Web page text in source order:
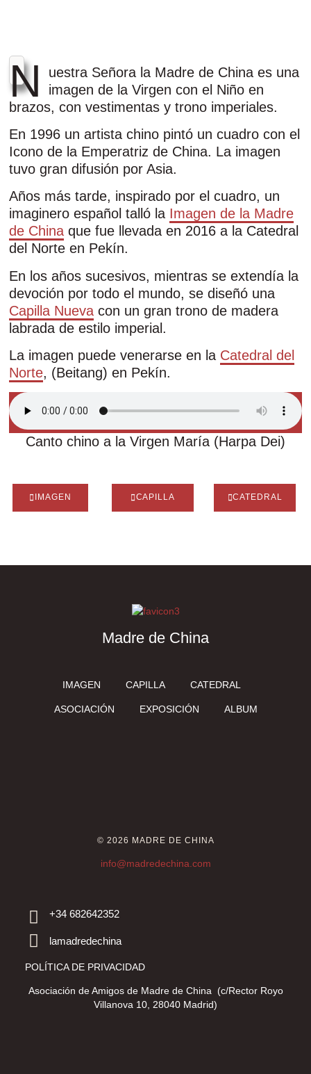
N
uestra Señora la Madre de China es una
imagen de la Virgen con el Niño en
brazos, con vestimentas y trono imperiales.
En 1996 un artista chino pintó un cuadro con el
Icono de la Emperatriz de China. La imagen
tuvo gran difusión por Asia.
Años más tarde, inspirado por el cuadro, un
imaginero español talló la Imagen de la Madre
de China que fue llevada en 2016 a la Catedral
del Norte en Pekín.
En los años sucesivos, mientras se extendía la
devoción por todo el mundo, se diseñó una
Capilla Nueva con un gran trono de madera
labrada de estilo imperial.
La imagen puede venerarse en la Catedral del
Norte, (Beitang) en Pekín.
Canto chino a la Virgen María (Harpa Dei)
IMAGEN CAPILLA CATEDRAL
Madre de China
IMAGEN CAPILLA CATEDRAL
ASOCIACIÓN EXPOSICIÓN ALBUM
© 2026 MADRE DE CHINA
info@madredechina.com
+34 682642352
lamadredechina
POLÍTICA DE PRIVACIDAD
Asociación de Amigos de Madre de China (c/Rector Royo
Villanova 10, 28040 Madrid)